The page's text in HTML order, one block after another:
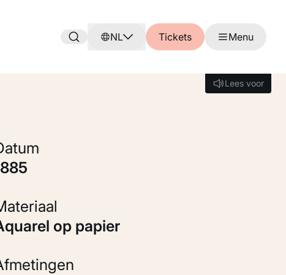
NL Tickets Menu
Lees voor
Lees voor
Datum
1885
Materiaal
Aquarel op papier
Afmetingen